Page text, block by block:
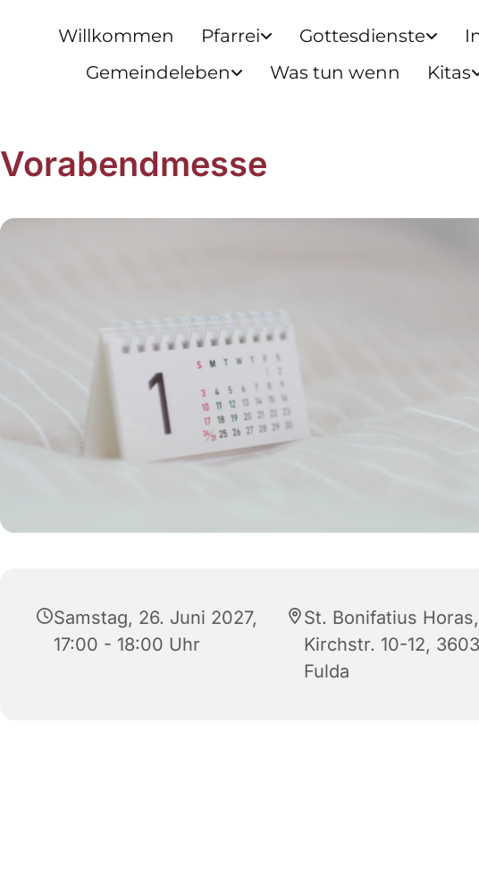
Willkommen Pfarrei Gottesdienste
Gemeindeleben
Was tun wenn Kitas
Vorabendmesse
Samstag, 26. Juni 2027,
17:00 - 18:00 Uhr
St. Bonifatius Horas,
Kirchstr. 10-12,
Fulda